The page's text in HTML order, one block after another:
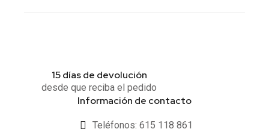
15 días de devolución
desde que reciba el pedido
Información de contacto
Teléfonos: 615 118 861